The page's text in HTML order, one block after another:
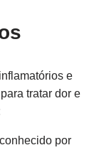
e
tratar dor e
por